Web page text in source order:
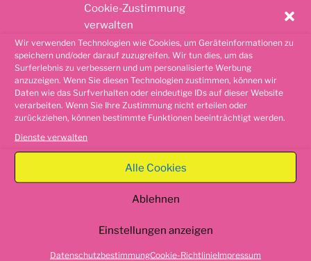
Cookie-Zustimmung
verwalten
Wir verwenden Technologien wie Cookies, um Geräteinformationen zu
speichern und/oder darauf zuzugreifen. Wir tun dies, um das
Surferlebnis zu verbessern und um personalisierte Werbung
anzuzeigen. Wenn Sie diesen Technologien zustimmen, können wir
Daten wie das Surfverhalten oder eindeutige IDs auf dieser Website
verarbeiten. Wenn Sie Ihre Zustimmung nicht erteilen oder
zurückziehen, können bestimmte Funktionen beeinträchtigt werden.
Dienste verwalten
Alle Cookies
Ablehnen
Einstellungen anzeigen
DatenschutzbestimmungCookie-RichtlinieImpressum
Kaminholz Magdeburg
Brennholz